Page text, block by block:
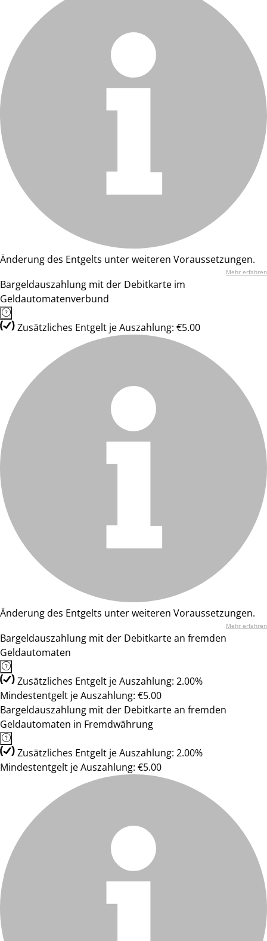
Änderung des Entgelts unter weiteren Voraussetzungen.
Mehr erfahren
Bargeldauszahlung mit der Debitkarte im
Geldautomatenverbund
Zusätzliches Entgelt je Auszahlung: €5.00
Änderung des Entgelts unter weiteren Voraussetzungen.
Mehr erfahren
Bargeldauszahlung mit der Debitkarte an fremden
Geldautomaten
Zusätzliches Entgelt je Auszahlung: 2.00%
Mindestentgelt je Auszahlung: €5.00
Bargeldauszahlung mit der Debitkarte an fremden
Geldautomaten in Fremdwährung
Zusätzliches Entgelt je Auszahlung: 2.00%
Mindestentgelt je Auszahlung: €5.00